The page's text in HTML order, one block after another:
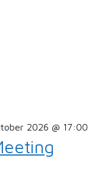
2026 @ 17:00